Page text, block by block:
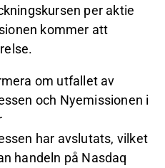
per aktie
kommer att
om utfallet av
och Nyemissionen i
har avslutats, vilket
handeln på Nasdaq